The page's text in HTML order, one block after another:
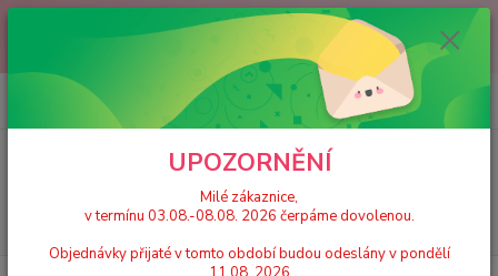
Milé zákaznice, v termínu 03.08.-08.08. 2026 čerpáme dovolenou.
Objednávky přijaté v tomto období budou odeslány v pondělí 11.08.
2026 Děkujeme za pochopení 🌞
CZK
Hledat
+420 777 224 390
(Po-Pá, 9-17 hod.)
0 Kč
UPOZORNĚNÍ
Milé zákaznice,
v termínu 03.08.-08.08. 2026 čerpáme dovolenou.
Objednávky přijaté v tomto období budou odeslány v pondělí